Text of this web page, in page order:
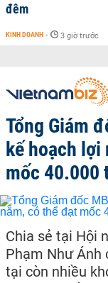
đêm
KINH DOANH - 3 giờ trước
Tổng Giám
kế hoạch lợi
mốc 40.000
Chia sẻ tại Hội
Phạm Như Ánh
tại còn nhiều